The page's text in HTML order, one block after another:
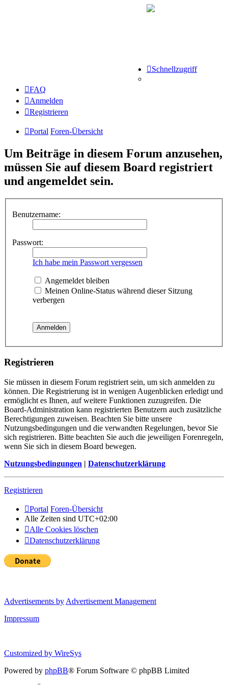
Schnellzugriff
FAQ
Anmelden
Registrieren
Portal Foren-Übersicht
Um Beiträge in diesem Forum anzusehen,
müssen Sie auf diesem Board registriert
und angemeldet sein.
Benutzername:
Passwort:
Ich habe mein Passwort vergessen
Angemeldet bleiben
Meinen Online-Status während dieser Sitzung
verbergen
Registrieren
Sie müssen in diesem Forum registriert sein, um sich anmelden zu
können. Die Registrierung ist in wenigen Augenblicken erledigt und
ermöglicht es Ihnen, auf weitere Funktionen zuzugreifen. Die
Board-Administration kann registrierten Benutzern auch zusätzliche
Berechtigungen zuweisen. Beachten Sie bitte unsere
Nutzungsbedingungen und die verwandten Regelungen, bevor Sie
sich registrieren. Bitte beachten Sie auch die jeweiligen Forenregeln,
wenn Sie sich in diesem Board bewegen.
Nutzungsbedingungen | Datenschutzerklärung
Registrieren
Portal Foren-Übersicht
Alle Zeiten sind UTC+02:00
Alle Cookies löschen
Datenschutzerklärung
Advertisements by Advertisement Management
Impressum
Customized by WireSys
Powered by phpBB® Forum Software © phpBB Limited